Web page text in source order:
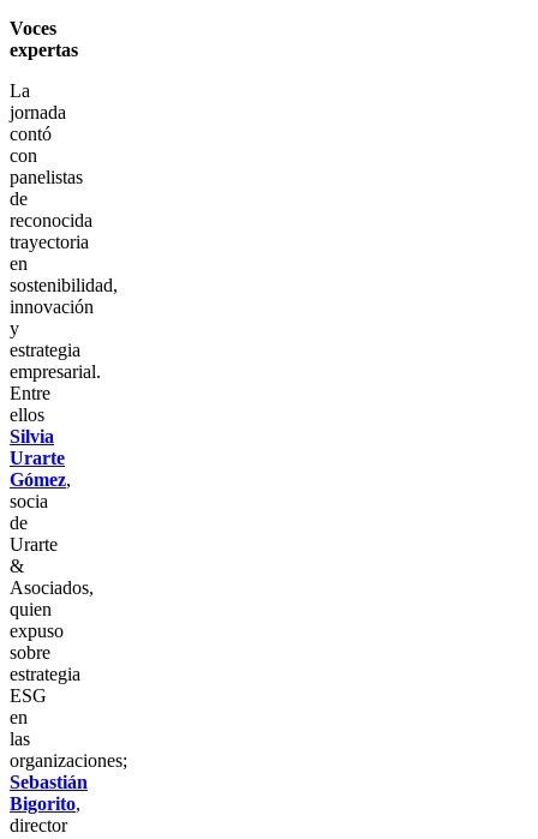
Voces
expertas
La
jornada
contó
con
panelistas
de
reconocida
trayectoria
en
sostenibilidad,
innovación
y
estrategia
empresarial.
Entre
ellos
Silvia
Urarte
Gómez,
socia
de
Urarte
&
Asociados,
quien
expuso
sobre
estrategia
ESG
en
las
organizaciones;
Sebastián
Bigorito,
director